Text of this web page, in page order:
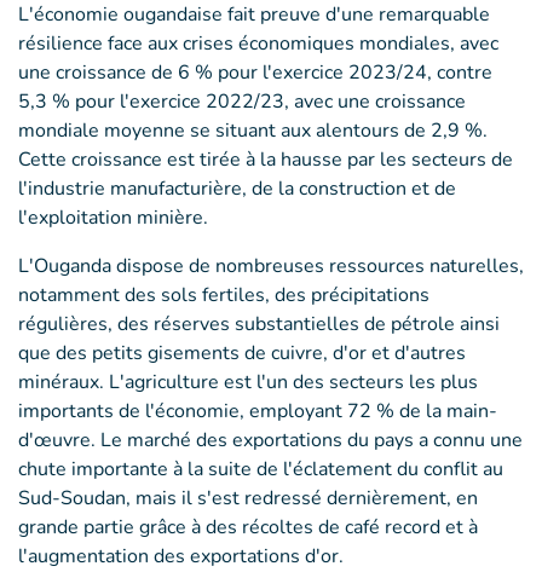
L'économie ougandaise fait preuve d'une remarquable
résilience face aux crises économiques mondiales, avec
une croissance de 6 % pour l'exercice 2023/24, contre
5,3 % pour l'exercice 2022/23, avec une croissance
mondiale moyenne se situant aux alentours de 2,9 %.
Cette croissance est tirée à la hausse par les secteurs de
l'industrie manufacturière, de la construction et de
l'exploitation minière.
L'Ouganda dispose de nombreuses ressources naturelles,
notamment des sols fertiles, des précipitations
régulières, des réserves substantielles de pétrole ainsi
que des petits gisements de cuivre, d'or et d'autres
minéraux. L'agriculture est l'un des secteurs les plus
importants de l'économie, employant 72 % de la main-
d'œuvre. Le marché des exportations du pays a connu une
chute importante à la suite de l'éclatement du conflit au
Sud-Soudan, mais il s'est redressé dernièrement, en
grande partie grâce à des récoltes de café record et à
l'augmentation des exportations d'or.